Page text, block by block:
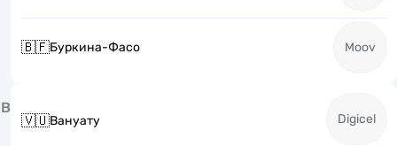
🇧🇫Буркина-Фасо Moov
В
🇻🇺Вануату Digicel